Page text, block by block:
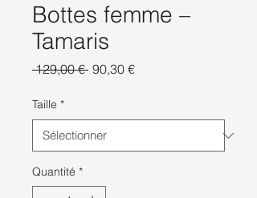
Bottes femme –
Tamaris
129,00 € Prix
90,30 €Prix
Taille *
Quantité *